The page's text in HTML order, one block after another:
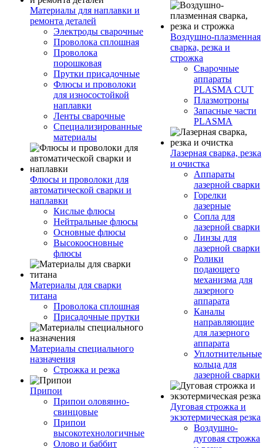
Материалы для наплавки и
ремонта деталей
Электроды сварочные
Проволока сплошная
Проволока
порошковая
Прутки присадочные
Флюсы и проволоки
для износостойкой
наплавки
Ленты сварочные
Специализированные
материалы
Флюсы и проволоки для
автоматической сварки и
наплавки
Кислые флюсы
Нейтральные флюсы
Основные флюсы
Высокоосновные
флюсы
Материалы для сварки
титана
Проволока сплошная
Присадочные прутки
Материалы специального
назначения
Строжка и резка
Припои
Припои оловянно-
свинцовые
Припои
высокотехнологичные
Олово и баббит
Воздушно-плазменная
сварка, резка и
строжка
Сварочные
аппараты
PLASMA CUT
Плазмотроны
Запасные части
PLASMA
Лазерная сварка, резка
и очистка
Аппараты
лазерной сварки
Горелки
лазерные
Сопла для
лазерной сварки
Линзы для
лазерной сварки
Ролики
подающего
механизма для
лазерного
аппарата
Каналы
направляющие
для лазерного
аппарата
Уплотнительные
кольца для
лазерной сварки
Дуговая строжка и
экзотермическая резка
Воздушно-
дуговая строжка